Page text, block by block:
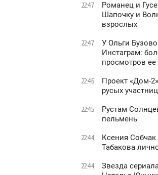
22:47
Романец и
Шапочку и
взрослых
22:47
У Ольги
Инстаграм:
просмотров
22:46
Проект «Дом-
русых участниц
22:45
Рустам
пельмень
22:44
Ксения Собчак
Табакова
22:44
Звезда